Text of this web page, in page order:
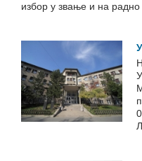
избор у звање и на